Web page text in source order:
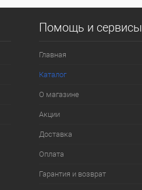
Помощь и сервисы
Главная
Каталог
О магазине
Акции
Доставка
Оплата
Гарантия и возврат